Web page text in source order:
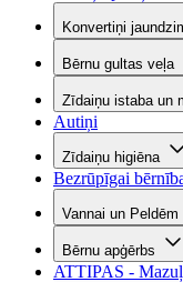
Konvertiņi
Bērnu gultas veļa
Zīdaiņu istaba un
Autiņi
Zīdaiņu higiēna
Bezrūpīgai
Vannai un Peldēm
Bērnu apģērbs
ATTIPAS -